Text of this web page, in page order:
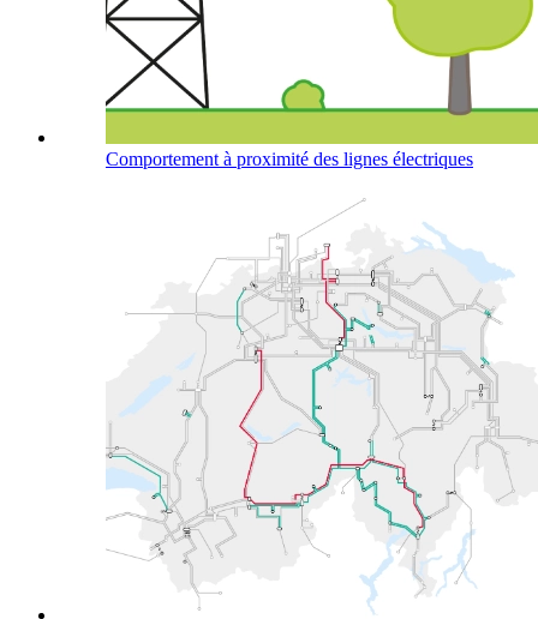
Comportement à proximité des lignes électriques